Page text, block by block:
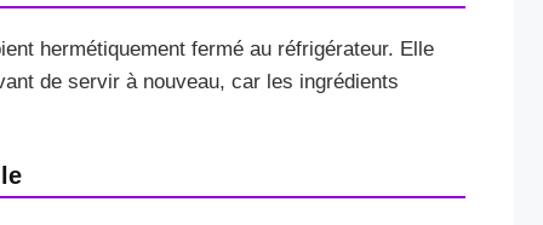
hermétiquement fermé au réfrigérateur. Elle
de servir à nouveau, car les ingrédients